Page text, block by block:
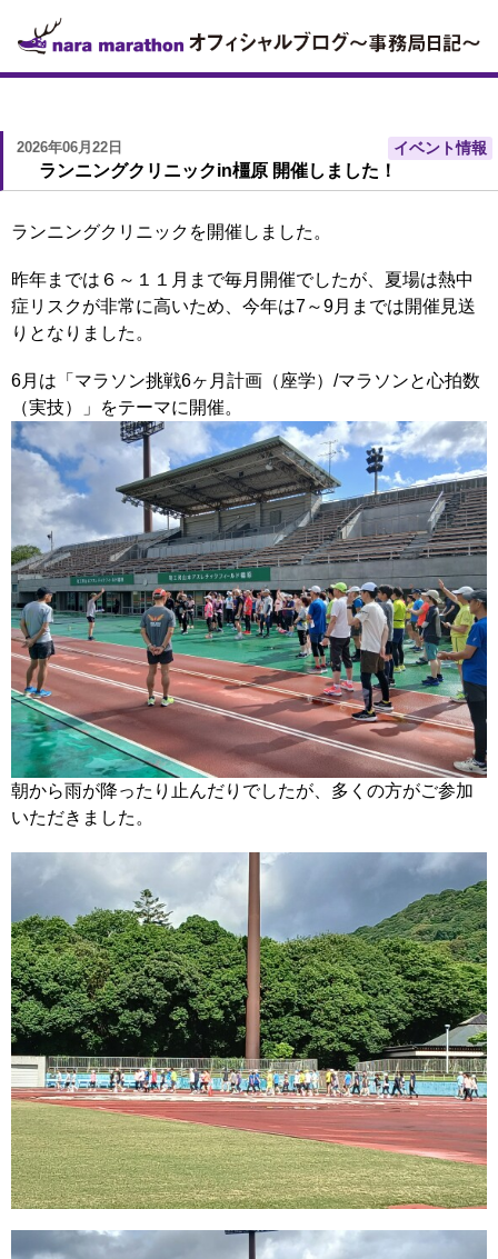
2026年06月22日 イベント情報
ランニングクリニックin橿原 開催しました！
ランニングクリニックを開催しました。
昨年までは６～１１月まで毎月開催でしたが、夏場は熱中
症リスクが非常に高いため、今年は7～9月までは開催見送
りとなりました。
6月は「マラソン挑戦6ヶ月計画（座学）/マラソンと心拍数
（実技）」をテーマに開催。
朝から雨が降ったり止んだりでしたが、多くの方がご参加
いただきました。